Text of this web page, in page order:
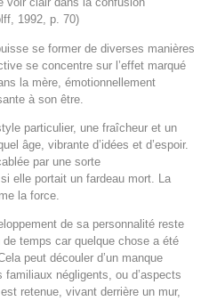
1992, p. 70)
se former de diverses manières
se concentre sur l’effet marqué
la mère, émotionnellement
à son être.
particulier, une fraîcheur et un
âge, vibrante d’idées et d’espoir.
par une sorte
elle portait un fardeau mort. La
la force.
de sa personnalité reste
temps car quelque chose a été
peut découler d’un manque
négligents, ou d’aspects
retenue, vivant derrière un mur,